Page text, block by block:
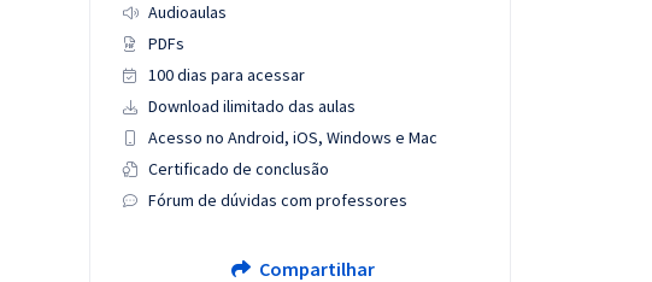
Audioaulas
PDFs
100 dias para acessar
Download ilimitado das aulas
Acesso no Android, iOS, Windows e Mac
Certificado de conclusão
Fórum de dúvidas com professores
Compartilhar